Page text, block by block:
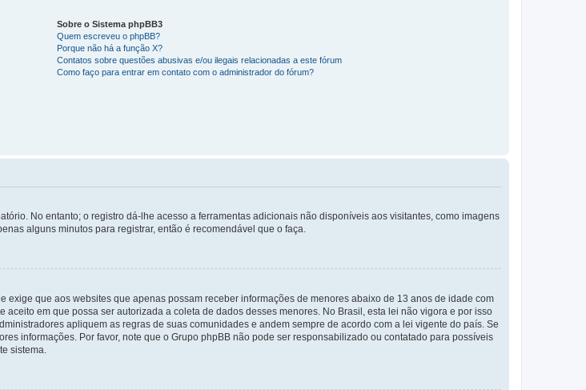
Sobre o Sistema phpBB3
Quem escreveu o phpBB?
Porque não há a função X?
Contatos sobre questões abusivas e/ou ilegais relacionadas a este fórum
Como faço para entrar em contato com o administrador do fórum?
No entanto; o registro dá-lhe acesso a ferramentas adicionais não disponíveis aos visitantes, como imagens
alguns minutos para registrar, então é recomendável que o faça.
exige que aos websites que apenas possam receber informações de menores abaixo de 13 anos de idade com
em que possa ser autorizada a coleta de dados desses menores. No Brasil, esta lei não vigora e por isso
apliquem as regras de suas comunidades e andem sempre de acordo com a lei vigente do país. Se
informações. Por favor, note que o Grupo phpBB não pode ser responsabilizado ou contatado para possíveis
sistema.